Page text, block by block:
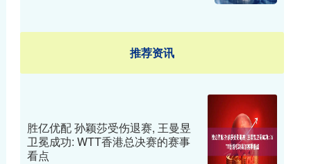
推荐资讯
胜亿优配 孙颖莎受伤退赛, 王曼昱
卫冕成功: WTT香港总决赛的赛事
看点